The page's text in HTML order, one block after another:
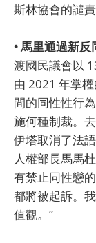
斯林協會的譴
• 馬里通過新
渡國民議會以
由 2021 年掌
間的同性性行
施何種制裁。
伊塔取消了法
人權部長馬馬
有禁止同性戀
都將被起訴。
值觀。”